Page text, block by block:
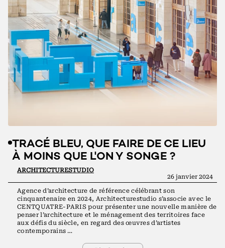
TRACÉ BLEU, QUE FAIRE DE CE LIEU
À MOINS QUE L'ON Y SONGE ?
ARCHITECTURESTUDIO
26 janvier 2024
Agence d’architecture de référence célébrant son
cinquantenaire en 2024, Architecturestudio s’associe avec le
CENTQUATRE-PARIS pour présenter une nouvelle manière de
penser l’architecture et le ménagement des territoires face
aux défis du siècle, en regard des œuvres d’artistes
contemporains …